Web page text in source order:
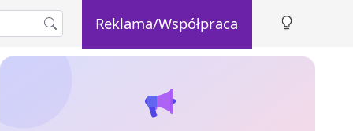
Reklama/Współpraca